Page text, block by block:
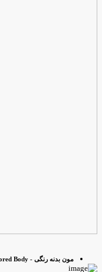
مون بدنه رنگی - Moon Colored Body